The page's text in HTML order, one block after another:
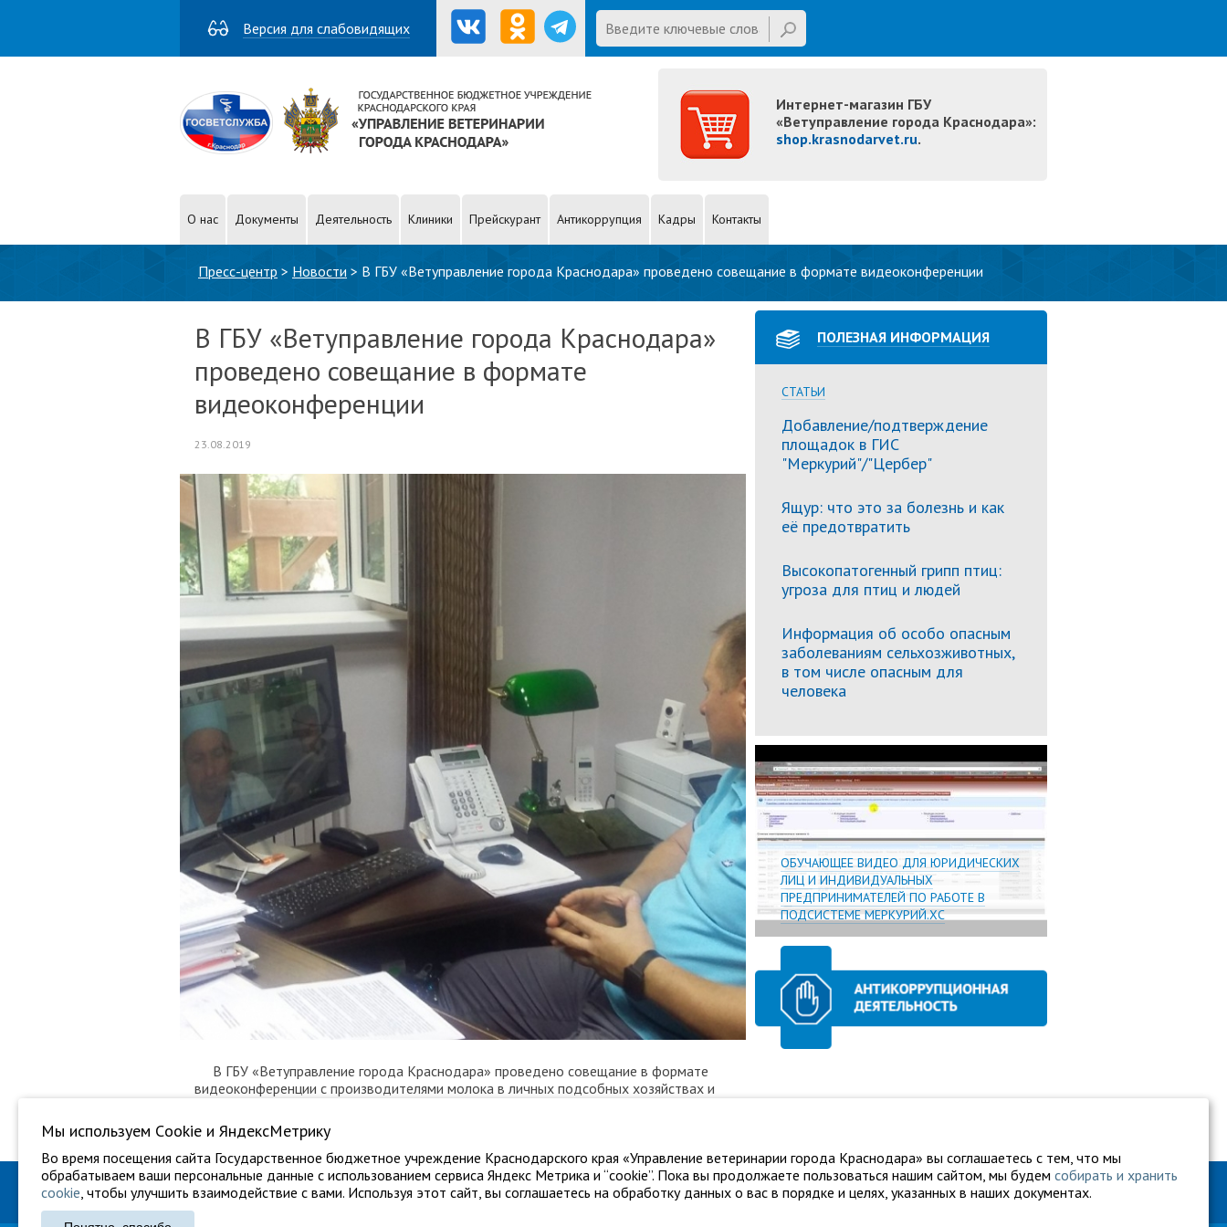
Версия для слабовидящих
Введите ключевые слова для
поиска
Интернет-магазин ГБУ
«Ветуправление города Краснодара»:
shop.krasnodarvet.ru.
О нас Документы Деятельность Клиники Прейскурант Антикоррупция Кадры Контакты
Пресс-центр > Новости > В ГБУ «Ветуправление города Краснодара» проведено совещание в формате видеоконференции
В ГБУ «Ветуправление города Краснодара»
проведено совещание в формате
видеоконференции
23.08.2019
В ГБУ «Ветуправление города Краснодара» проведено совещание в формате
видеоконференции с производителями молока в личных подсобных хозяйствах и
оказывающими услуги ЛПХ.
ПОЛЕЗНАЯ ИНФОРМАЦИЯ
СТАТЬИ
Добавление/подтверждение
площадок в ГИС
"Меркурий"/"Цербер"
Ящур: что это за болезнь и как
её предотвратить
Высокопатогенный грипп птиц:
угроза для птиц и людей
Информация об особо опасным
заболеваниям сельхозживотных,
в том числе опасным для
человека
ОБУЧАЮЩЕЕ ВИДЕО ДЛЯ ЮРИДИЧЕСКИХ
ЛИЦ И ИНДИВИДУАЛЬНЫХ
ПРЕДПРИНИМАТЕЛЕЙ ПО РАБОТЕ В
ПОДСИСТЕМЕ МЕРКУРИЙ.ХС
ГБУ "Ветуправление города Краснодара" Адрес: г. Краснодар, ул. Карасунская, 110 Тел.: +7 861 260-27-94 gukkvu42@kubanvet.ru
Мы используем Сookie и ЯндексМетрику
Во время посещения сайта Государственное бюджетное учреждение Краснодарского края «Управление ветеринарии города Краснодара» вы соглашаетесь с тем, что мы
обрабатываем ваши персональные данные с использованием сервиса Яндекс Метрика и “cookie”. Пока вы продолжаете пользоваться нашим сайтом, мы будем собирать и хранить
cookie, чтобы улучшить взаимодействие с вами. Используя этот сайт, вы соглашаетесь на обработку данных о вас в порядке и целях, указанных в наших документах.